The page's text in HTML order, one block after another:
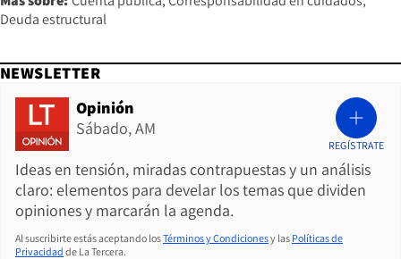
Deuda estructural
NEWSLETTER
Opinión
Sábado, AM
Ideas en tensión, miradas contrapuestas y un análisis
claro: elementos para develar los temas que dividen
opiniones y marcarán la agenda.
REGÍSTRATE
Al suscribirte estás aceptando losTérminos y Condicionesy las Políticas de
Privacidad de La Tercera.